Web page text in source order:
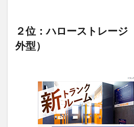
２位：ハローストレー
外型）